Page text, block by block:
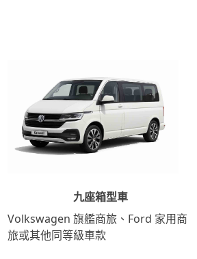
九座箱型車
Volkswagen 旗艦商旅、Ford 家用商
旅或其他同等級車款